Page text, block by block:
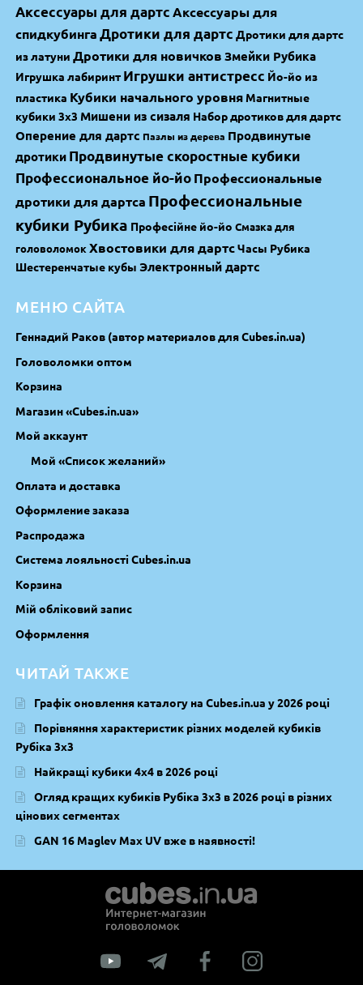
Аксессуары для дартс Аксессуары для
спидкубинга Дротики для дартс Дротики для дартс
из латуни Дротики для новичков Змейки Рубика
Игрушка лабиринт Игрушки антистресс Йо-йо из
пластика Кубики начального уровня Магнитные
кубики 3х3 Мишени из сизаля Набор дротиков для дартс
Оперение для дартс Пазлы из дерева Продвинутые
дротики Продвинутые скоростные кубики
Профессиональное йо-йоПрофессиональные
дротики для дартса Профессиональные
кубики Рубика Професійне йо-йо Смазка для
головоломокХвостовики для дартсЧасы Рубика
Шестеренчатые кубы Электронный дартс
МЕНЮ САЙТА
Геннадий Раков (автор материалов для Cubes.in.ua)
Головоломки оптом
Корзина
Магазин «Cubes.in.ua»
Мой аккаунт
Мой «Список желаний»
Оплата и доставка
Оформление заказа
Распродажа
Система лояльності Cubes.in.ua
Корзина
Мій обліковий запис
Оформлення
ЧИТАЙ ТАКЖЕ
Графік оновлення каталогу на Cubes.in.ua у 2026 році
Порівняння характеристик різних моделей кубиків
Рубіка 3х3
Найкращі кубики 4х4 в 2026 році
Огляд кращих кубиків Рубіка 3х3 в 2026 році в різних
цінових сегментах
GAN 16 Maglev Max UV вже в наявності!